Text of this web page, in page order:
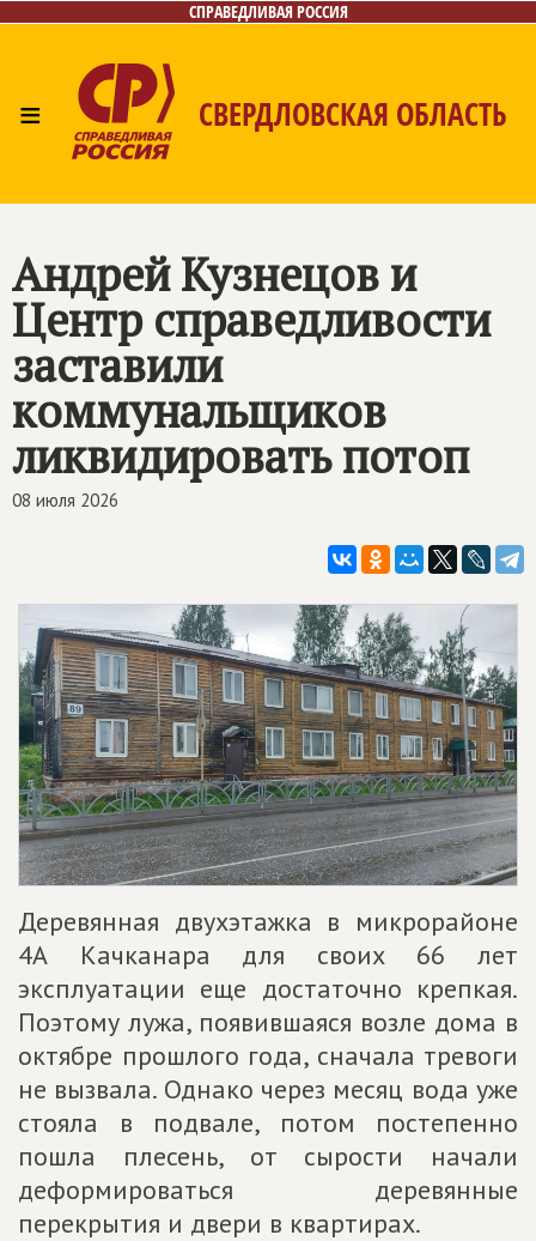
СПРАВЕДЛИВАЯ РОССИЯ
≡ СВЕРДЛОВСКАЯ ОБЛАСТЬ
Контакты
Андрей Кузнецов и
Центр справедливости
заставили
коммунальщиков
ликвидировать потоп
08 июля 2026
Деревянная двухэтажка в микрорайоне
4А Качканара для своих 66 лет
эксплуатации еще достаточно крепкая.
Поэтому лужа, появившаяся возле дома в
октябре прошлого года, сначала тревоги
не вызвала. Однако через месяц вода уже
стояла в подвале, потом постепенно
пошла плесень, от сырости начали
деформироваться деревянные
перекрытия и двери в квартирах.